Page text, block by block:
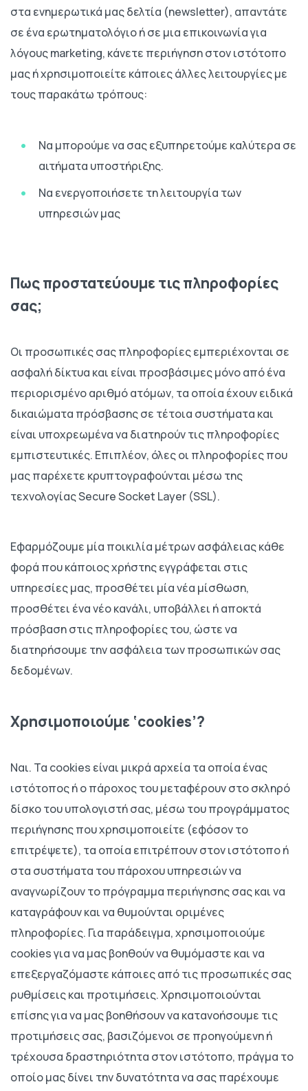
στα ενημερωτικά μας δελτία (newsletter), απαντάτε
σε ένα ερωτηματολόγιο ή σε μια επικοινωνία για
λόγους marketing, κάνετε περιήγηση στον ιστότοπο
μας ή χρησιμοποιείτε κάποιες άλλες λειτουργίες με
τους παρακάτω τρόπους:
Να μπορούμε να σας εξυπηρετούμε καλύτερα σε
αιτήματα υποστήριξης.
Να ενεργοποιήσετε τη λειτουργία των
υπηρεσιών μας
Πως προστατεύουμε τις πληροφορίες
σας;
Οι προσωπικές σας πληροφορίες εμπεριέχονται σε
ασφαλή δίκτυα και είναι προσβάσιμες μόνο από ένα
περιορισμένο αριθμό ατόμων, τα οποία έχουν ειδικά
δικαιώματα πρόσβασης σε τέτοια συστήματα και
είναι υποχρεωμένα να διατηρούν τις πληροφορίες
εμπιστευτικές. Επιπλέον, όλες οι πληροφορίες που
μας παρέχετε κρυπτογραφούνται μέσω της
τεχνολογίας Secure Socket Layer (SSL).
Εφαρμόζουμε μία ποικιλία μέτρων ασφάλειας κάθε
φορά που κάποιος χρήστης εγγράφεται στις
υπηρεσίες μας, προσθέτει μία νέα μίσθωση,
προσθέτει ένα νέο κανάλι, υποβάλλει ή αποκτά
πρόσβαση στις πληροφορίες του, ώστε να
διατηρήσουμε την ασφάλεια των προσωπικών σας
δεδομένων.
Χρησιμοποιούμε ‘cookies’?
Ναι. Τα cookies είναι μικρά αρχεία τα οποία ένας
ιστότοπος ή ο πάροχος του μεταφέρουν στο σκληρό
δίσκο του υπολογιστή σας, μέσω του προγράμματος
περιήγησης που χρησιμοποιείτε (εφόσον το
επιτρέψετε), τα οποία επιτρέπουν στον ιστότοπο ή
στα συστήματα του πάροχου υπηρεσιών να
αναγνωρίζουν το πρόγραμμα περιήγησης σας και να
καταγράφουν και να θυμούνται οριμένες
πληροφορίες. Για παράδειγμα, χρησιμοποιούμε
cookies για να μας βοηθούν να θυμόμαστε και να
επεξεργαζόμαστε κάποιες από τις προσωπικές σας
ρυθμίσεις και προτιμήσεις. Χρησιμοποιούνται
επίσης για να μας βοηθήσουν να κατανοήσουμε τις
προτιμήσεις σας, βασιζόμενοι σε προηγούμενη ή
τρέχουσα δραστηριότητα στον ιστότοπο, πράγμα το
οποίο μας δίνει την δυνατότητα να σας παρέχουμε